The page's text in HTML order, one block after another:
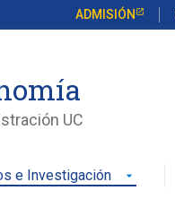
ADMISIÓN
UC
e Investigación arrow_drop_down